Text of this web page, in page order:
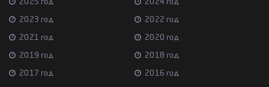
2025 год 2024 год
2023 год 2022 год
2021 год 2020 год
2019 год 2018 год
2017 год 2016 год